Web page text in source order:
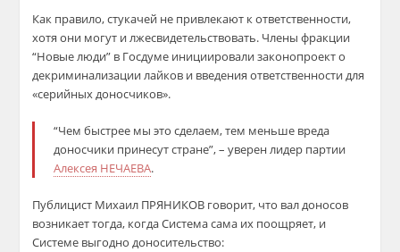
Как правило, стукачей не привлекают к ответственности,
хотя они могут и лжесвидетельствовать. Члены фракции
“Новые люди” в Госдуме инициировали законопроект о
декриминализации лайков и введения ответственности для
«серийных доносчиков».
“Чем быстрее мы это сделаем, тем меньше вреда
доносчики принесут стране”, – уверен лидер партии
Алексея НЕЧАЕВА.
Публицист Михаил ПРЯНИКОВ говорит, что вал доносов
возникает тогда, когда Система сама их поощряет, и
Системе выгодно доносительство: